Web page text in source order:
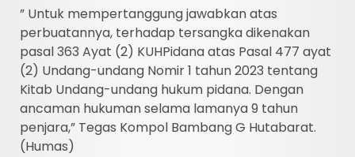
” Untuk mempertanggung jawabkan atas
perbuatannya, terhadap tersangka dikenakan
pasal 363 Ayat (2) KUHPidana atas Pasal 477 ayat
(2) Undang-undang Nomir 1 tahun 2023 tentang
Kitab Undang-undang hukum pidana. Dengan
ancaman hukuman selama lamanya 9 tahun
penjara,” Tegas Kompol Bambang G Hutabarat.
(Humas)